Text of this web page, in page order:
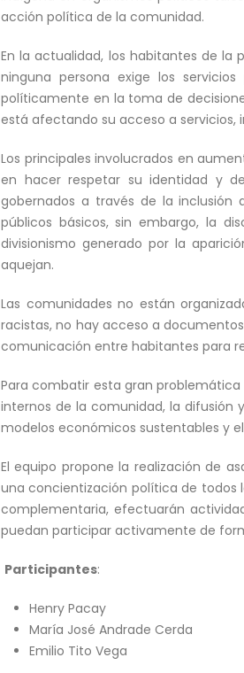
acción política de la comunidad.
En la actualidad, los habitantes de
ninguna persona exige los
políticamente en la toma de
está afectando su acceso a
Los principales involucrados en
en hacer respetar su identidad y
gobernados a través de la inclusión
públicos básicos, sin embargo, la
divisionismo generado por la
aquejan.
Las comunidades no están
racistas, no hay acceso a
comunicación entre habitantes para
Para combatir esta gran
internos de la comunidad, la difusión
modelos económicos sustentables y
El equipo propone la realización de
una concientización política de todos
complementaria, efectuarán
puedan participar activamente de
Participantes:
Henry Pacay
María José Andrade Cerda
Emilio Tito Vega